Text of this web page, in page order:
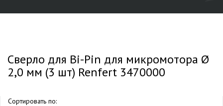
Сверло для Bi-Pin для микромотора Ø
2,0 мм (3 шт) Renfert 3470000
Сортировать по: